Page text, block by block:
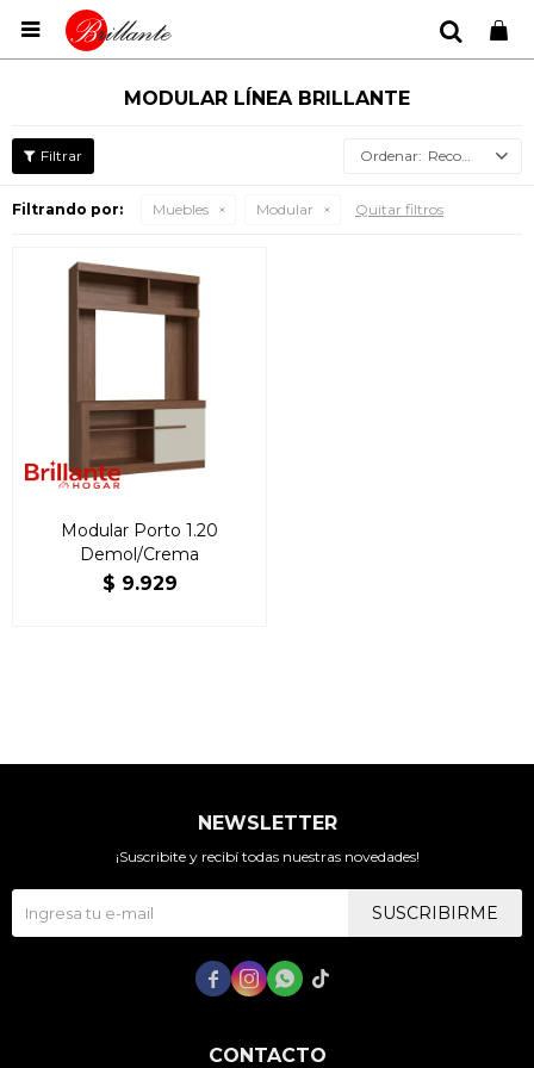

MODULAR LÍNEA BRILLANTE
Recomendados
Filtrando por: Muebles Modular Quitar filtros
Modular Porto 1.20
Demol/Crema
$ 9.929
CONTACTO
NEWSLETTER
¡Suscribite y recibí todas nuestras novedades!
SUSCRIBIRME
   